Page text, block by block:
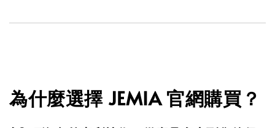
為什麼選擇 JEMIA 官網購買？